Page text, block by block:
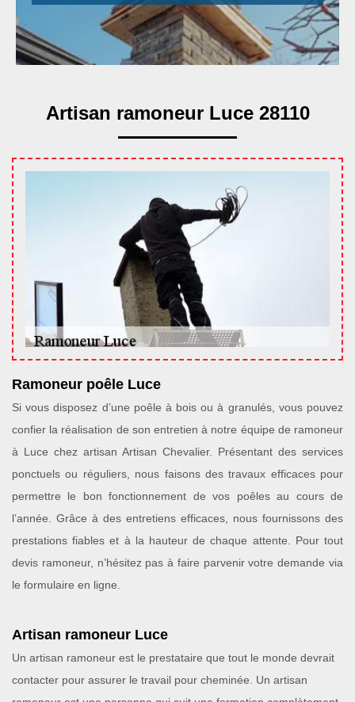
Artisan ramoneur Luce 28110
Ramoneur poêle Luce
Si vous disposez d’une poêle à bois ou à granulés, vous pouvez
confier la réalisation de son entretien à notre équipe de ramoneur
à Luce chez artisan Artisan Chevalier. Présentant des services
ponctuels ou réguliers, nous faisons des travaux efficaces pour
permettre le bon fonctionnement de vos poêles au cours de
l’année. Grâce à des entretiens efficaces, nous fournissons des
prestations fiables et à la hauteur de chaque attente. Pour tout
devis ramoneur, n’hésitez pas à faire parvenir votre demande via
le formulaire en ligne.
Artisan ramoneur Luce
Un artisan ramoneur est le prestataire que tout le monde devrait
contacter pour assurer le travail pour cheminée. Un artisan